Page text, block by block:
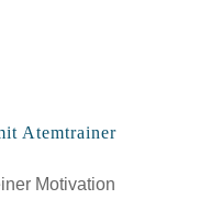
Atemtrainer
Motivation